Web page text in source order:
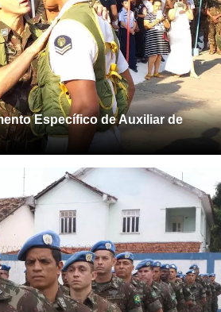
Específico de Auxiliar de